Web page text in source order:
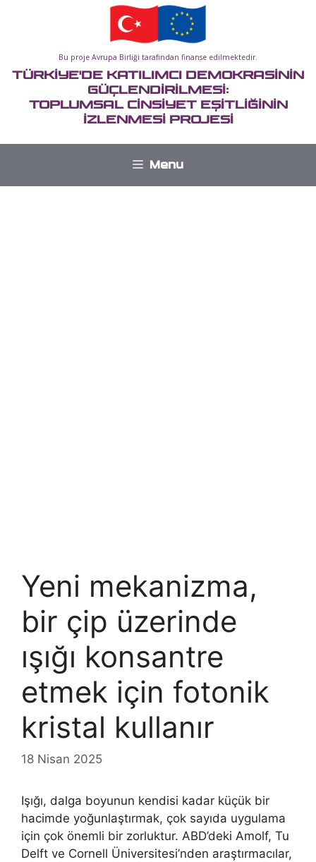
Bu proje Avrupa Birliği tarafından finanse edilmektedir.
TÜRKİYE'DE KATILIMCI DEMOKRASİNİN
GÜÇLENDİRİLMESİ:
TOPLUMSAL CİNSİYET EŞİTLİĞİNİN
İZLENMESİ PROJESİ
Menu
Yeni mekanizma,
bir çip üzerinde
ışığı konsantre
etmek için fotonik
kristal kullanır
18 Nisan 2025
Işığı, dalga boyunun kendisi kadar küçük bir
hacimde yoğunlaştırmak, çok sayıda uygulama
için çok önemli bir zorluktur. ABD’deki Amolf, Tu
Delft ve Cornell Üniversitesi’nden araştırmacılar,